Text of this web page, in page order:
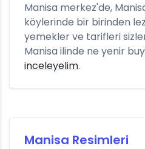
Manisa merkez'de,
köylerinde bir birinden
yemekler ve tarifleri sizler
Manisa ilinde ne yenir
inceleyelim.
Manisa Resimleri